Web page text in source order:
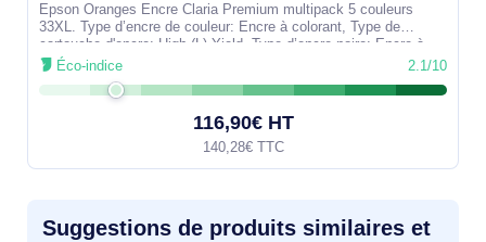
Epson Oranges Encre Claria Premium multipack 5 couleurs
33XL. Type d’encre de couleur: Encre à colorant, Type de
cartouche d'encre: High (L) Yield, Type d’encre noire: Encre à
pigments, Volume
Éco-indice 2.1/10
116,90€ HT
140,28€ TTC
Suggestions de produits similaires et